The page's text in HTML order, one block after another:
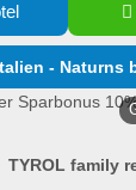
- Naturns
TYROL family